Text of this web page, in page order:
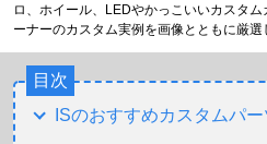
ロ、ホイール、LEDやかっこいいカスタ
ーナーのカスタム実例を画像とともに厳選
目次
ISのおすすめカスタムパー